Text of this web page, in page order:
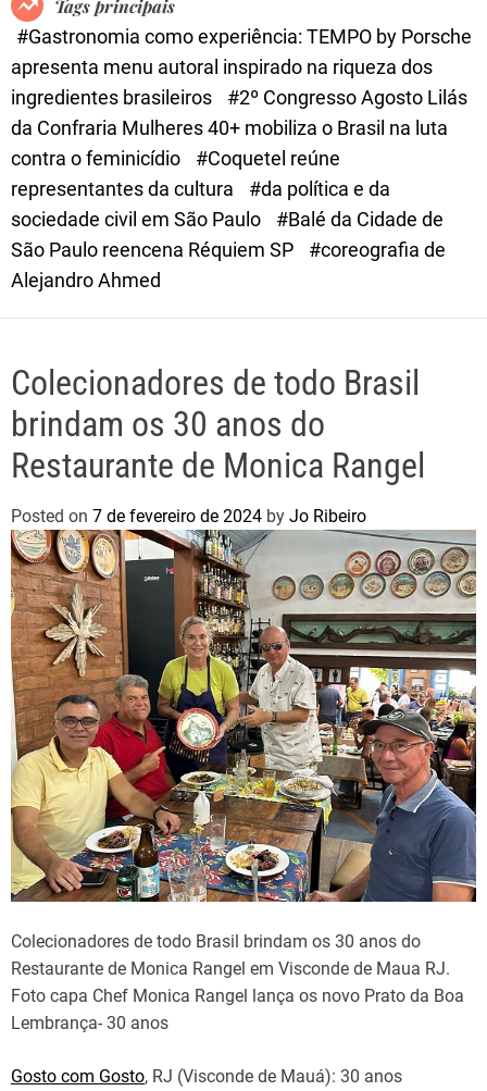
e
Tags principais
#Gastronomia como experiência: TEMPO by Porsche
apresenta menu autoral inspirado na riqueza dos
ingredientes brasileiros
#2º Congresso Agosto Lilás
da Confraria Mulheres 40+ mobiliza o Brasil na luta
contra o feminicídio
#Coquetel reúne
representantes da cultura
#da política e da
sociedade civil em São Paulo
#Balé da Cidade de
São Paulo reencena Réquiem SP
#coreografia de
Alejandro Ahmed
Colecionadores de todo Brasil
brindam os 30 anos do
Restaurante de Monica Rangel
Posted on 7 de fevereiro de 2024 by Jo Ribeiro
Colecionadores de todo Brasil brindam os 30 anos do
Restaurante de Monica Rangel em Visconde de Maua RJ.
Foto capa Chef Monica Rangel lança os novo Prato da Boa
Lembrança- 30 anos
Gosto com Gosto, RJ (Visconde de Mauá): 30 anos